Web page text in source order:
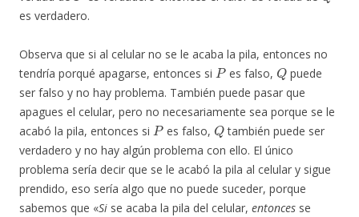
es verdadero.
Observa que si al celular no se le acaba la pila, entonces no
tendría porqué apagarse, entonces si
P
es falso,
Q
puede
ser falso y no hay problema. También puede pasar que
apagues el celular, pero no necesariamente sea porque se le
acabó la pila, entonces si
P
es falso,
Q
también puede ser
verdadero y no hay algún problema con ello. El único
problema sería decir que se le acabó la pila al celular y sigue
prendido, eso sería algo que no puede suceder, porque
sabemos que «Si se acaba la pila del celular, entonces se